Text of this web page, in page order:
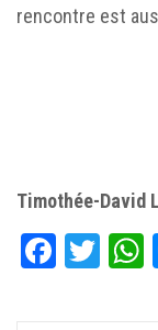
rencontre est
Timothée-David